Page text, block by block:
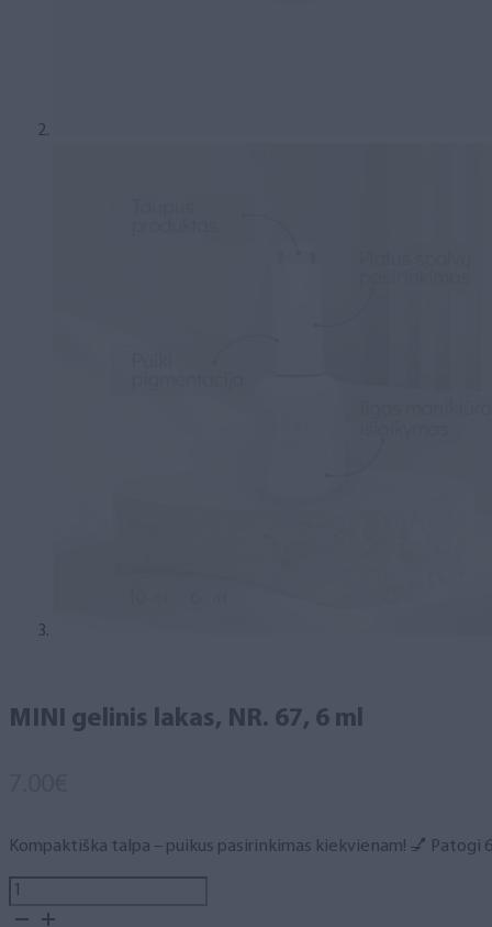
MINI gelinis lakas, NR. 67, 6 ml
Kompaktiška talpa – puikus pasirinkimas kiekvienam! 💅
produkto
kiekis: